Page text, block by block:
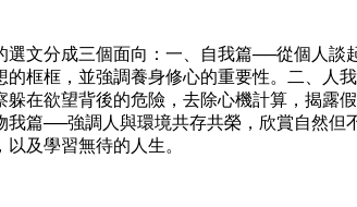
分成三個面向：一、自我篇──從個人談
的框框，並強調養身修心的重要性。二、人
躲在欲望背後的危險，去除心機計算，揭露
我篇──強調人與環境共存共榮，欣賞自然但
以及學習無待的人生。